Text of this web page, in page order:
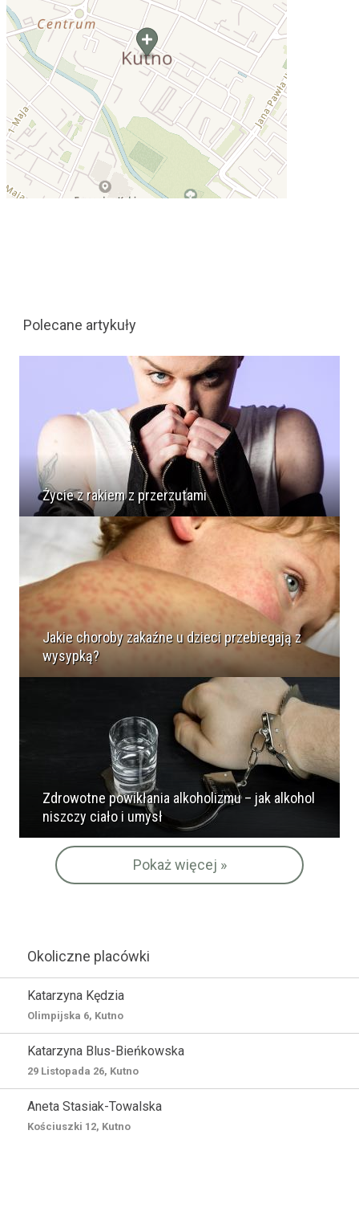
Polecane artykuły
Życie z rakiem z przerzutami
Jakie choroby zakaźne u dzieci przebiegają z
wysypką?
Zdrowotne powikłania alkoholizmu – jak alkohol
niszczy ciało i umysł
Pokaż więcej »
Okoliczne placówki
Katarzyna Kędzia
Olimpijska 6, Kutno
Katarzyna Blus-Bieńkowska
29 Listopada 26, Kutno
Aneta Stasiak-Towalska
Kościuszki 12, Kutno